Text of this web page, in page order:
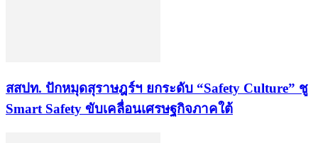
สสปท. ปักหมุดสุราษฎร์ฯ ยกระดับ “Safety Culture” ชู
Smart Safety ขับเคลื่อนเศรษฐกิจภาคใต้